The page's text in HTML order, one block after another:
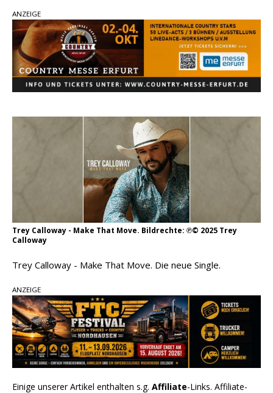
„Choosin‘ Texas“ gehört zu den größten Hits
aller Zeiten
pez veröffentlicht neue Single „Late Night
Talks“ – eine Hymne auf unvergessliche
Sommernächte
Morgan Wallen, Dolly Parton und Riley Green im
ANZEIGE
Trey Calloway - Make That Move. Bildrechte: ℗© 2025 Trey
Calloway
Trey Calloway - Make That Move. Die neue Single.
ANZEIGE
Einige unserer Artikel enthalten s.g. Affiliate-Links. Affiliate-